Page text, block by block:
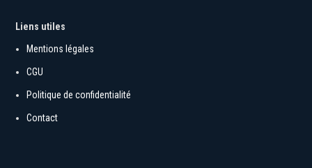
Mentions légales
Politique de confidentialité